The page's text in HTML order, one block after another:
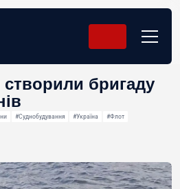
бригаду
#Суднобудування #Україна
#Флот